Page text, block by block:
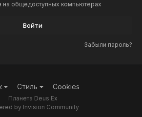
на общедоступных компьютерах
Войти
Забыли пароль?
Стиль Cookies
Планета Deus Ex
by Invision Community